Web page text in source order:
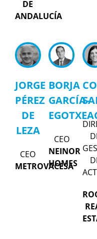
DE
ANDALUCÍA
JORGE
PÉREZ
DE
LEZA
CEO
METROVACESA
BORJA
GARCÍA-
CEO
NEINOR
HOMES